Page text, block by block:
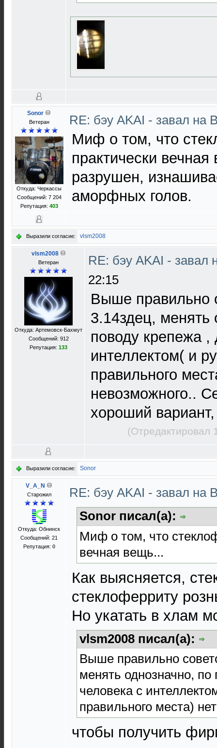
Sonor
Ветеран
Откуда: Черкассы
Сообщений: 7 204
Репутация: 403
RE: бэу AKAI - завал на
Миф о том, что
практически
разрушен,
аморфных голов.
Выразили согласие: vlsm2008
vlsm2008
Ветеран
Откуда: Артемовск-Бахмут
Сообщений: 912
Репутация: 133
RE: бэу AKAI - завал
22:15
Выше правильно
3.14здец, менять
поводу крепежа ,
интеллектом( и
правильного
невозможного..
хороший вариант,
(Отредактировал
Выразили согласие: Sonor
V_A_N
Старожил
Откуда: Обнинск
Сообщений: 21
Репутация: 0
RE: бэу AKAI - завал на
Sonor писал(а):
Миф о том, что
вечная вещь...
Как выясняется,
стеклоферриту
Но укатать в хлам
vlsm2008 писал(а):
Выше правильно
менять однозначно,
человека с
правильного места)
чтобы получить